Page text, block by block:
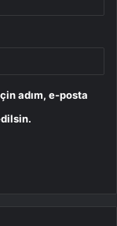
adım, e-posta